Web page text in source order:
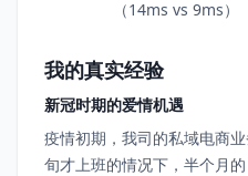
（14ms vs 9ms）
我的真实经验
新冠时期的爱情机遇
疫情初期，我司的私域电商
旬才上班的情况下，半个月